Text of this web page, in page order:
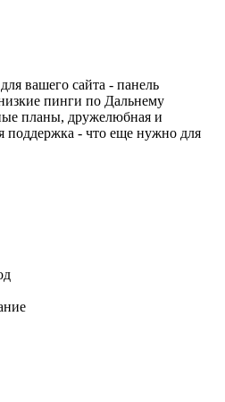
вашего сайта - панель
пинги по Дальнему
планы, дружелюбная и
поддержка - что еще нужно для